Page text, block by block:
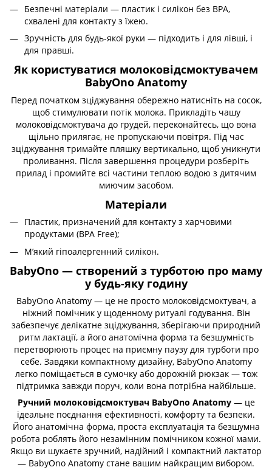
Безпечні матеріали — пластик і силікон без BPA,
схвалені для контакту з їжею.
Зручність для будь-якої руки — підходить і для лівші, і
для правші.
Як користуватися молоковідсмоктувачем
BabyOno Anatomy
Перед початком зціджування обережно натисніть на сосок,
щоб стимулювати потік молока. Прикладіть чашу
молоковідсмоктувача до грудей, переконайтесь, що вона
щільно прилягає, не пропускаючи повітря. Під час
зціджування тримайте пляшку вертикально, щоб уникнути
проливання. Після завершення процедури розберіть
прилад і промийте всі частини теплою водою з дитячим
миючим засобом.
Матеріали
Пластик, призначений для контакту з харчовими
продуктами (BPA Free);
М’який гіпоалергенний силікон.
BabyOno — створений з турботою про маму
у будь-яку годину
BabyOno Anatomy — це не просто молоковідсмоктувач, а
ніжний помічник у щоденному ритуалі годування. Він
забезпечує делікатне зціджування, зберігаючи природний
ритм лактації, а його анатомічна форма та безшумність
перетворюють процес на приємну паузу для турботи про
себе. Завдяки компактному дизайну, BabyOno Anatomy
легко поміщається в сумочку або дорожній рюкзак — тож
підтримка завжди поруч, коли вона потрібна найбільше.
Ручний молоковідсмоктувач BabyOno Anatomy— це
ідеальне поєднання ефективності, комфорту та безпеки.
Його анатомічна форма, проста експлуатація та безшумна
робота роблять його незамінним помічником кожної мами.
Якщо ви шукаєте зручний, надійний і компактний лактатор
— BabyOno Anatomy стане вашим найкращим вибором.